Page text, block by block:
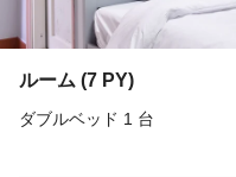
ルーム (7 PY)
ダブルベッド 1 台